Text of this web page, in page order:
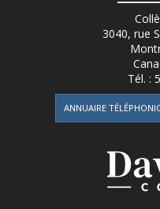
3040, rue
Tél. :
ANNUAIRE